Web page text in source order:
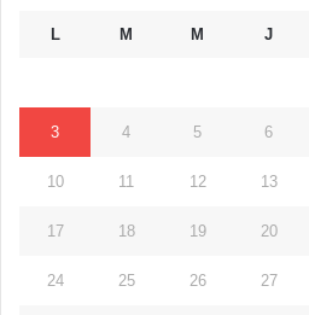
L M M J
3 4 5 6
10 11 12 13
17 18 19 20
24 25 26 27